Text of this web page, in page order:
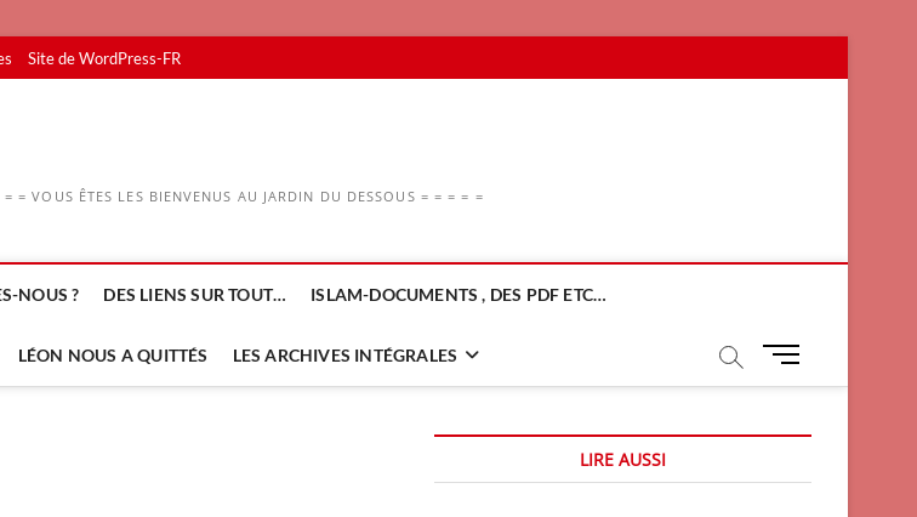
Site de WordPress-FR
= VOUS ÊTES LES BIENVENUS AU JARDIN DU DESSOUS = = = = =
NOUS ? DES LIENS SUR TOUT… ISLAM-DOCUMENTS , DES PDF ETC…
LÉON NOUS A QUITTÉS LES ARCHIVES INTÉGRALES
M
u
u
LIRE AUSSI